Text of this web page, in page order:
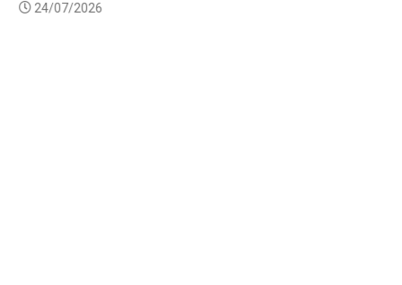
24/07/2026